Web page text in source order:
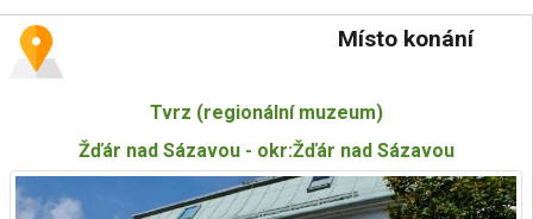
Místo konání
Tvrz (regionální muzeum)
Žďár nad Sázavou - okr:Žďár nad Sázavou